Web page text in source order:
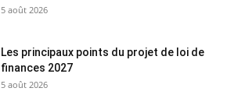
5 août 2026
Les principaux points du projet de loi de
finances 2027
5 août 2026